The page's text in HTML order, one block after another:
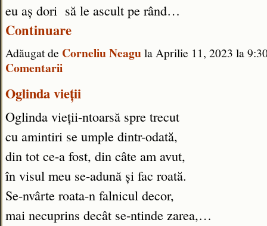
eu aș dori să le ascult pe rând…
Continuare
Adăugat de Corneliu Neagula Aprilie 11, 2023 la
Comentarii
Oglinda vieții
Oglinda vieții-ntoarsă spre trecut
cu amintiri se umple dintr-odată,
din tot ce-a fost, din câte am avut,
în visul meu se-adună și fac roată.
Se-nvârte roata-n falnicul decor,
mai necuprins decât se-ntinde zarea,…